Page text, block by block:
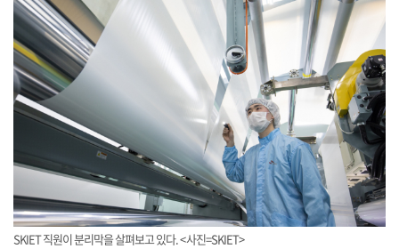
SKIET 직원이 분리막을 살펴보고 있다. <사진=SKIET>